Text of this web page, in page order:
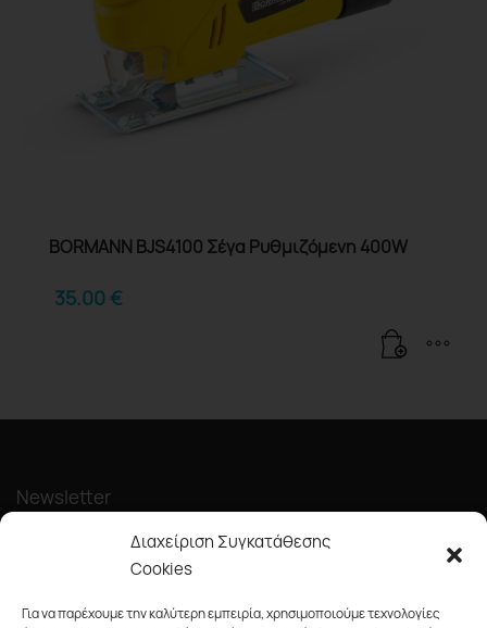
Διαχείριση Συγκατάθεσης
Cookies
Για να παρέχουμε την καλύτερη εμπειρία, χρησιμοποιούμε τεχνολογίες
BORMANN BJS4100 Σέγα Ρυθμιζόμενη 400W
35.00€
Newsletter